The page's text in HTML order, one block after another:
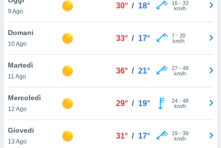
è
al sito
di
ci
di
il
un
9 Ago
30° / 18° 16- 33
km/h
Domani
10 Ago
33° / 17° 7- 20
km/h
Martedì
11 Ago
36° / 21° 27- 48
km/h
Mercoledì
12 Ago
29° / 19° 24- 48
km/h
Giovedi
13 Ago
31° / 17° 19- 39
km/h